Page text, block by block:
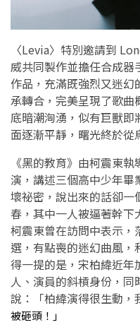
〈Levia〉特別邀請到
威共同製作並擔任合成
作品，充滿既強烈又迷
承轉合，完美呈現了歌
底暗潮洶湧，似有巨獸
面逐漸平靜，曙光終於從
《黑的教育》由柯震東
演，講述三個高中少年
壞祕密，說出來的話卻
春，其中一人被逼著幹下
柯震東曾在訪問中表示
選，有點喪的迷幻曲風
得一提的是，宋柏緯近年
人、演員的斜槓身份，
說：「柏緯演得很生動，
被砸頭！」